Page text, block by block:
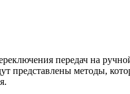
передач на
представлены методы,